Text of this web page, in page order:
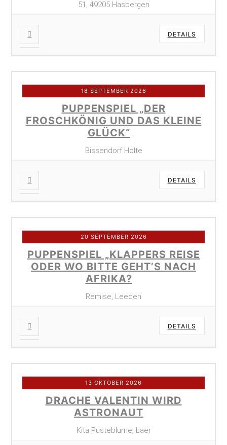
51, 49205 Hasbergen
DETAILS
18 SEPTEMBER 2026
PUPPENSPIEL „DER
FROSCHKÖNIG UND DAS KLEINE
GLÜCK“
Bissendorf Holte
DETAILS
20 SEPTEMBER 2026
PUPPENSPIEL „KLAPPERS REISE
ODER WO BITTE GEHT’S NACH
AFRIKA?
Remise, Leeden
DETAILS
13 OKTOBER 2026
DRACHE VALENTIN WIRD
ASTRONAUT
Kita Pusteblume, Laer